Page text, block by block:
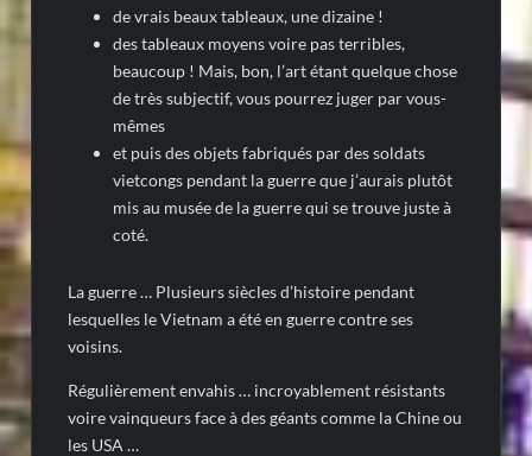
de vrais beaux tableaux, une dizaine !
des tableaux moyens voire pas terribles,
beaucoup ! Mais, bon, l’art étant quelque chose
de très subjectif, vous pourrez juger par vous-
mêmes
et puis des objets fabriqués par des soldats
vietcongs pendant la guerre que j’aurais plutôt
mis au musée de la guerre qui se trouve juste à
coté.
La guerre … Plusieurs siècles d’histoire pendant
lesquelles le Vietnam a été en guerre contre ses
voisins.
Régulièrement envahis … incroyablement résistants
voire vainqueurs face à des géants comme la Chine ou
les USA …